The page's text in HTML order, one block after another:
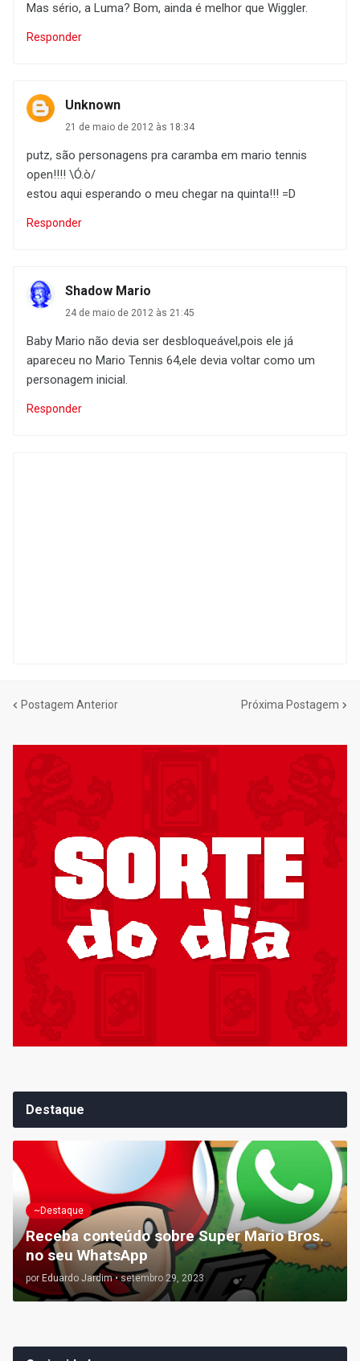
Mas sério, a Luma? Bom, ainda é melhor que Wiggler.
Responder
Unknown
21 de maio de 2012 às 18:34
putz, são personagens pra caramba em mario tennis
open!!!! \Ó.ò/
estou aqui esperando o meu chegar na quinta!!! =D
Responder
Shadow Mario
24 de maio de 2012 às 21:45
Baby Mario não devia ser desbloqueável,pois ele já
apareceu no Mario Tennis 64,ele devia voltar como um
personagem inicial.
Responder
Postagem Anterior Próxima Postagem
Destaque
~Destaque
Receba conteúdo sobre Super Mario Bros.
no seu WhatsApp
por Eduardo Jardim • setembro 29, 2023